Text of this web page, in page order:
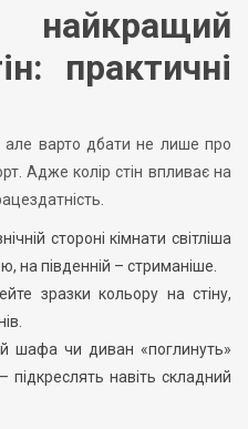
практичні
але варто дбати не лише про
Адже колір стін впливає на
стороні кімнати світліша
на південній – стриманіше.
зразки кольору на стіну,
шафа чи диван «поглинуть»
– підкреслять навіть складний